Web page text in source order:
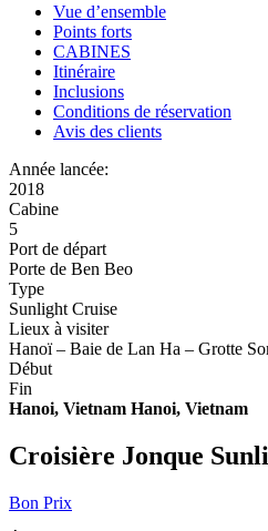
Vue d’ensemble
Points forts
CABINES
Itinéraire
Inclusions
Conditions de réservation
Avis des clients
Année lancée:
2018
Cabine
5
Port de départ
Porte de Ben Beo
Type
Sunlight Cruise
Lieux à visiter
Hanoï – Baie de Lan Ha – Grotte
Début
Fin
Hanoi, Vietnam Hanoi, Vietnam
Croisière Jonque
Bon Prix